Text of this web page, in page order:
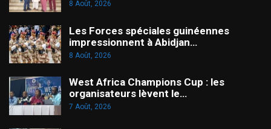
8 Août, 2026
Les Forces spéciales guinéennes
impressionnent à Abidjan…
8 Août, 2026
West Africa Champions Cup : les
organisateurs lèvent le…
7 Août, 2026